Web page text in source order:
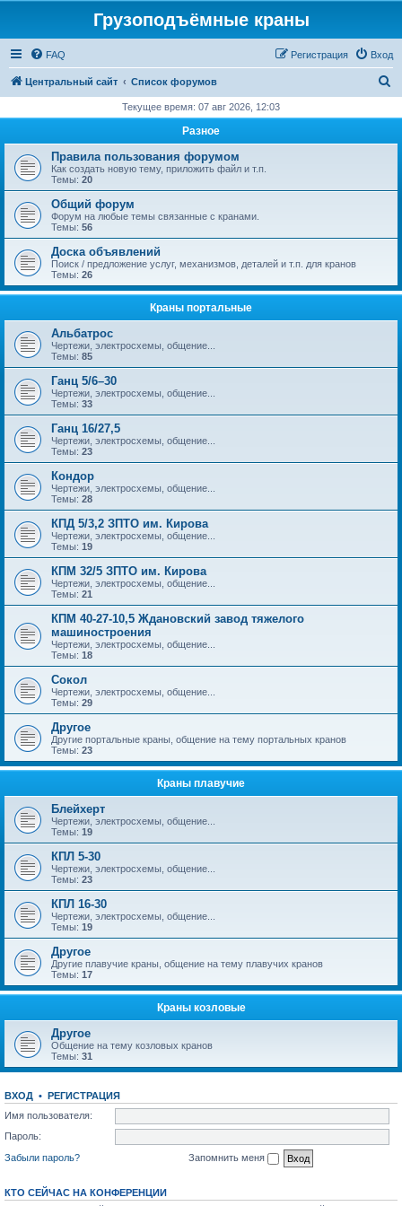
Грузоподъёмные краны
FAQ Вход
Регистрация
Центральный сайт Список форумов
с
Текущее время: 07 авг 2026, 12:03
Разное
Правила пользования форумом
Как создать новую тему, приложить файл и т.п.
Темы: 20
Общий форум
Форум на любые темы связанные с кранами.
Темы: 56
Доска объявлений
Поиск / предложение услуг, механизмов, деталей и т.п. для кранов
Темы: 26
Краны портальные
Альбатрос
Чертежи, электросхемы, общение...
Темы: 85
Ганц 5/6–30
Чертежи, электросхемы, общение...
Темы: 33
Ганц 16/27,5
Чертежи, электросхемы, общение...
Темы: 23
Кондор
Чертежи, электросхемы, общение...
Темы: 28
КПД 5/3,2 ЗПТО им. Кирова
Чертежи, электросхемы, общение...
Темы: 19
КПМ 32/5 ЗПТО им. Кирова
Чертежи, электросхемы, общение...
Темы: 21
КПМ 40-27-10,5 Ждановский завод тяжелого
машиностроения
Чертежи, электросхемы, общение...
Темы: 18
Сокол
Чертежи, электросхемы, общение...
Темы: 29
Другое
Другие портальные краны, общение на тему портальных кранов
Темы: 23
Краны плавучие
Блейхерт
Чертежи, электросхемы, общение...
Темы: 19
КПЛ 5-30
Чертежи, электросхемы, общение...
Темы: 23
КПЛ 16-30
Чертежи, электросхемы, общение...
Темы: 19
Другое
Другие плавучие краны, общение на тему плавучих кранов
Темы: 17
Краны козловые
Другое
Общение на тему козловых кранов
Темы: 31
ВХОД • РЕГИСТРАЦИЯ
Имя пользователя:
Пароль:
Забыли пароль?
Запомнить меня
КТО СЕЙЧАС НА КОНФЕРЕНЦИИ